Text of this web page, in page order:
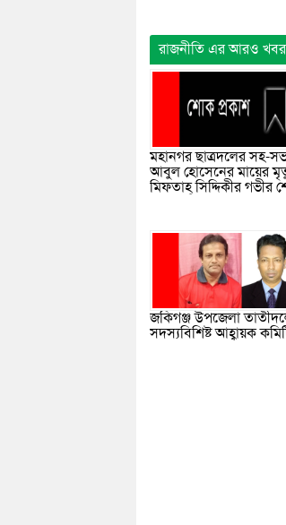
রাজনীতি এর আরও খবর
মহানগর ছাত্রদলের সহ-
আবুল হোসেনের মায়ের
মিফতাহ্ সিদ্দিকীর গভীর
জকিগঞ্জ উপজেলা
সদস্যবিশিষ্ট আহ্বায়ক